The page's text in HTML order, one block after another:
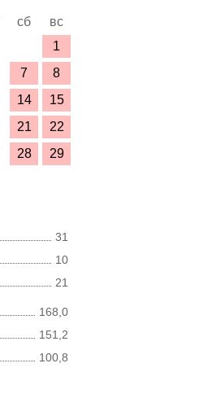
сб
вс
1
7
8
14
15
21
22
28
29
31
10
21
168,0
151,2
100,8